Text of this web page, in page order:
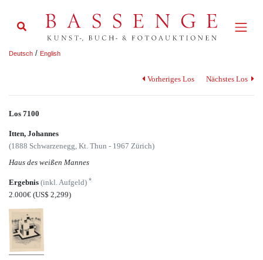
Deutsch / English
Vorheriges Los Nächstes Los
Los 7100
Itten, Johannes
(1888 Schwarzenegg, Kt. Thun - 1967 Zürich)
Haus des weißen Mannes
Ergebnis (inkl. Aufgeld) *
2.000€ (US$ 2,299)